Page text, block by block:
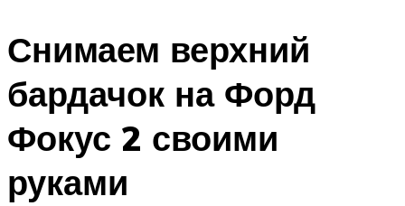
Снимаем верхний
бардачок на Форд
Фокус 2 своими
руками